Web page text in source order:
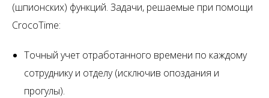
(шпионских) функций. Задачи, решаемые при помощи
CrocoTime:
Точный учет отработанного времени по каждому
сотруднику и отделу (исключив опоздания и
прогулы).